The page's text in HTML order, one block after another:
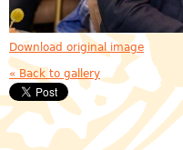
Download original image
« Back to gallery